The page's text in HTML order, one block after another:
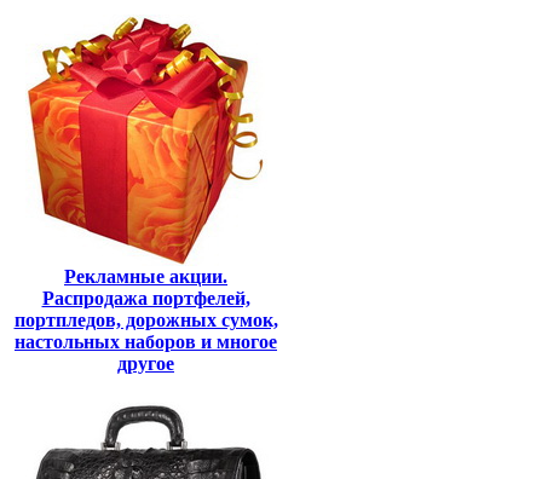
Рекламные акции.
Распродажа портфелей,
портпледов, дорожных сумок,
настольных наборов и многое
другое